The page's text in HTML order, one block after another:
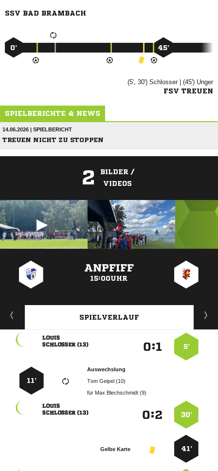
SSV BAD BRAMBACH
0’ 45’
(5', 30') | (45') 
FSV TREUEN
SPIELBERICHTE & NEWS
14.06.2026 | SPIELBERICHT
TREUEN NICHT ZU STOPPEN
2
BILDER /
VIDEOS
ANPFIFF
15:00UHR
SPIELVERLAUF
5’
:

 
Auswechslung
  
für   
11’
30’
:

 
41’
Gelbe Karte